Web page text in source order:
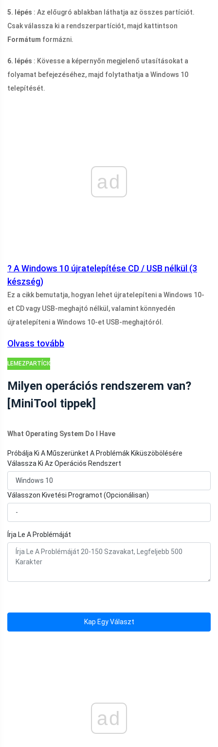
5. lépés : Az előugró ablakban láthatja az összes partíciót.
Csak válassza ki a rendszerpartíciót, majd kattintson
Formátum formázni.
6. lépés : Kövesse a képernyőn megjelenő utasításokat a
folyamat befejezéséhez, majd folytathatja a Windows 10
telepítését.
ad
? A Windows 10 újratelepítése CD / USB nélkül (3
készség)
Ez a cikk bemutatja, hogyan lehet újratelepíteni a Windows 10-
et CD vagy USB-meghajtó nélkül, valamint könnyedén
újratelepíteni a Windows 10-et USB-meghajtóról.
Olvass tovább
LEMEZPARTÍCIÓS
Milyen operációs rendszerem van?
[MiniTool tippek]
What Operating System Do I Have
Próbálja Ki A Műszerünket A Problémák Kiküszöbölésére
Válassza Ki Az Operációs Rendszert
Válasszon Kivetési Programot (Opcionálisan)
Írja Le A Problémáját
Kap Egy Választ
ad